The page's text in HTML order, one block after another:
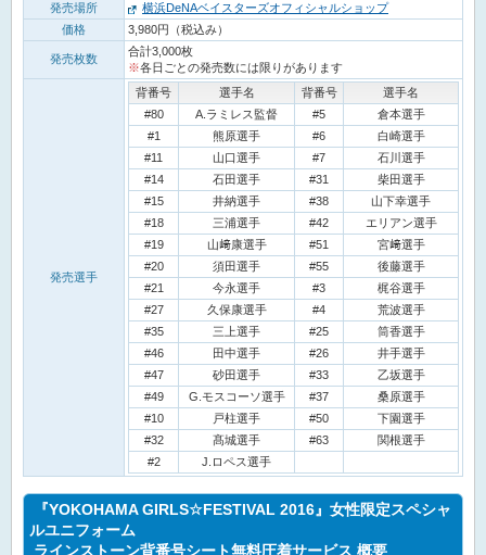
発売場所
横浜DeNAベイスターズオフィシャルショップ
価格
3,980円（税込み）
発売枚数
合計3,000枚
※各日ごとの発売数には限りがあります
発売選手
背番号 選手名 背番号
選手名
#80
A.ラミレス監督 #5
倉本選手
#1
熊原選手 #6
白崎選手
#11
山口選手 #7
石川選手
#14
石田選手 #31
柴田選手
#15
井納選手 #38
山下幸選手
#18
三浦選手 #42
エリアン選手
#19
山﨑康選手 #51
宮﨑選手
#20
須田選手 #55
後藤選手
#21
今永選手 #3
梶谷選手
#27
久保康選手 #4
荒波選手
#35
三上選手 #25
筒香選手
#46
田中選手 #26
井手選手
#47
砂田選手 #33
乙坂選手
#49
G.モスコーソ選手 #37
桑原選手
#10
戸柱選手 #50
下園選手
#32
髙城選手 #63
関根選手
#2
J.ロペス選手
『YOKOHAMA GIRLS☆FESTIVAL 2016』女性限定スペシャ
ルユニフォーム
ラインストーン背番号シート無料圧着サービス 概要